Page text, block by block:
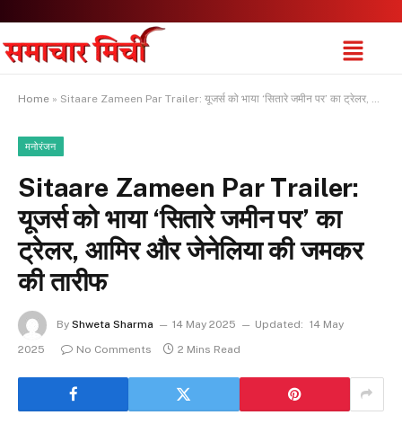
Home » Sitaare Zameen Par Trailer: यूजर्स को भाया ‘सितारे जमीन पर’ का ट्रेलर, आमिर और जेनेलिया की जमकर की तारीफ
मनोरंजन
Sitaare Zameen Par Trailer:
यूजर्स को भाया ‘सितारे जमीन पर’ का
ट्रेलर, आमिर और जेनेलिया की जमकर
की तारीफ
By Shweta Sharma 14 May 2025 Updated: 14 May
2025
No Comments 2 Mins Read